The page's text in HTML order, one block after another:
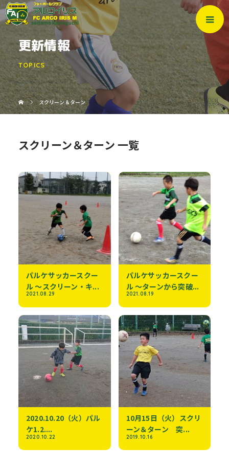
更新情報
TOPICS
スクリーン＆ターン
スクリーン＆ターン 一覧
パルケサッカースクー
ル 〜スクリーン・キ...
2021.08.29
パルケサッカースクー
ル 〜ターンから突破...
2021.08.19
2020.10.20（火）パル
ケ1.2....
2020.10.22
10月15日（火）スクリ
ーン＆ターン 突...
2019.10.16